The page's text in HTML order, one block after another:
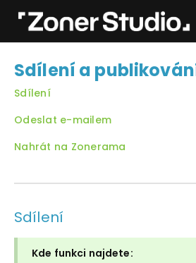
Sdílení a
Sdílení
Odeslat e-mailem
Nahrát na Zonerama
Sdílení
Kde funkci najdete: